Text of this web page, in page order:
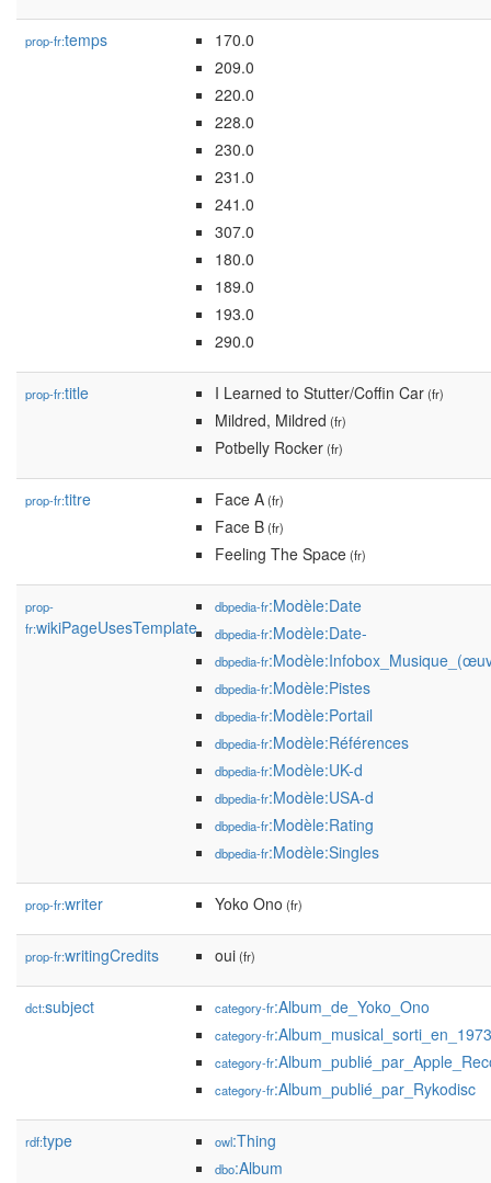
prop-fr:temps
170.0
209.0
220.0
228.0
230.0
231.0
241.0
307.0
180.0
189.0
193.0
290.0
prop-fr:title I Learned to Stutter/Coffin Car(fr)
Mildred, Mildred (fr)
Potbelly Rocker(fr)
prop-fr:titre Face A(fr)
Face B(fr)
Feeling The Space(fr)
prop-
fr:wikiPageUsesTemplate
dbpedia-fr:Modèle:Date
dbpedia-fr:Modèle:Date-
dbpedia-fr
dbpedia-fr:Modèle:Pistes
dbpedia-fr:Modèle:Portail
dbpedia-fr:Modèle:Références
dbpedia-fr:Modèle:UK-d
dbpedia-fr:Modèle:USA-d
dbpedia-fr:Modèle:Rating
dbpedia-fr:Modèle:Singles
prop-fr:writer Yoko Ono (fr)
prop-fr:writingCredits oui(fr)
dct:subject category-fr:Album_de_Yoko_Ono
category-fr:Album_musical_sorti_en_1973
category-fr
category-fr:Album_publié_par_Rykodisc
rdf:type owl:Thing
dbo:Album